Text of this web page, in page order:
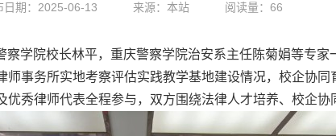
日期：2025-06-13 来源：本站 阅读量：66
学院校长林平，重庆警察学院治安系主任陈菊娟等专
事务所实地考察评估实践教学基地建设情况，校企协
秀律师代表全程参与，双方围绕法律人才培养、校企协